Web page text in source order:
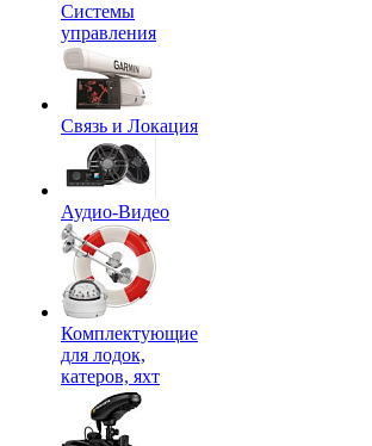
Системы
управления
Связь и Локация
Аудио-Видео
Комплектующие
для лодок,
катеров, яхт